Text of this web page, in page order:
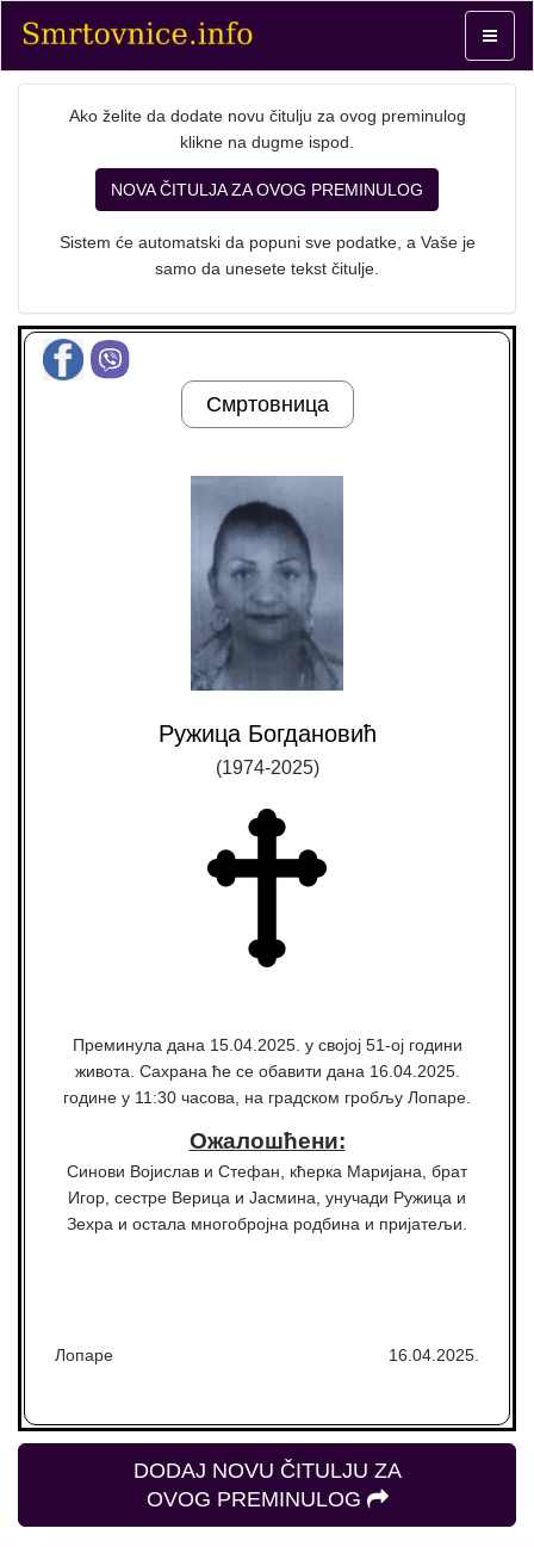
Toggle
Ako želite da dodate novu čitulju za ovog preminulog
klikne na dugme ispod.
NOVA ČITULJA ZA OVOG PREMINULOG
Sistem će automatski da popuni sve podatke, a Vaše je
samo da unesete tekst čitulje.
Смртовница
Ружица Богдановић
(1974-2025)
Преминула дана 15.04.2025. у својој 51-ој години
живота. Сахрана ће се обавити дана 16.04.2025.
године у 11:30 часова, на градском гробљу Лопаре.
Ожалошћени:
Синови Војислав и Стефан, кћерка Маријана, брат
Игор, сестре Верица и Јасмина, унучади Ружица и
Зехра и остала многобројна родбина и пријатељи.
Лопаре 16.04.2025.
DODAJ NOVU ČITULJU ZA
OVOG PREMINULOG